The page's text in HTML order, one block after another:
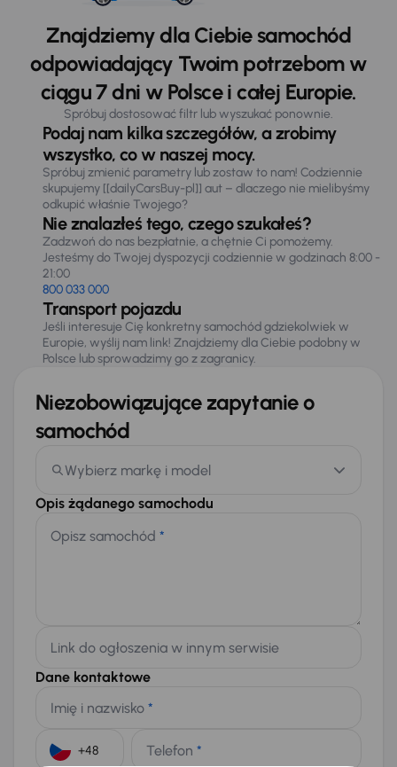
Znajdziemy dla Ciebie samochód
odpowiadający Twoim potrzebom w
ciągu 7 dni w Polsce i całej Europie.
Spróbuj dostosować filtr lub wyszukać ponownie.
Podaj nam kilka szczegółów, a zrobimy
wszystko, co w naszej mocy.
Spróbuj zmienić parametry lub zostaw to nam! Codziennie
skupujemy [[dailyCarsBuy-pl]] aut – dlaczego nie mielibyśmy
odkupić właśnie Twojego?
Nie znalazłeś tego, czego szukałeś?
Zadzwoń do nas bezpłatnie, a chętnie Ci pomożemy.
Jesteśmy do Twojej dyspozycji codziennie w godzinach 8:00 -
21:00
800 033 000
Transport pojazdu
Jeśli interesuje Cię konkretny samochód gdziekolwiek w
Europie, wyślij nam link! Znajdziemy dla Ciebie podobny w
Polsce lub sprowadzimy go z zagranicy.
Niezobowiązujące zapytanie o
samochód
Wybierz markę i model
Opis żądanego samochodu
Opisz samochód *
Link do ogłoszenia w innym serwisie
Dane kontaktowe
Imię i nazwisko *
Telefon *